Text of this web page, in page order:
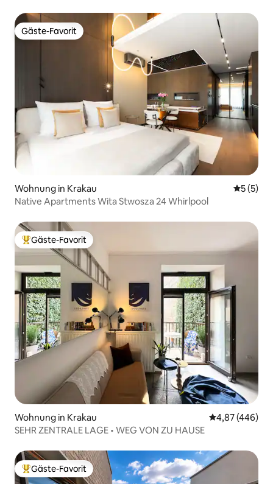
Gäste-Favorit
Gäste-Favorit
Wohnung in Krakau
5 (5)
Native Apartments Wita Stwosza 24 Whirlpool
Beliebter Gäste-Favorit.
Gäste-Favorit
Wohnung in Krakau
4,87 (446)
SEHR ZENTRALE LAGE • WEG VON ZU HAUSE
Beliebter Gäste-Favorit.
Gäste-Favorit